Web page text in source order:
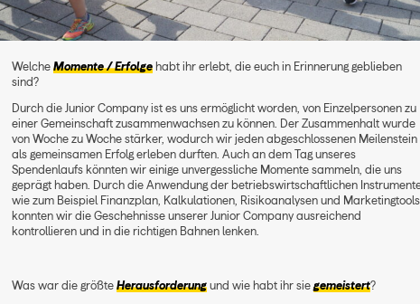
WelcheMomente / Erfolge habt ihr erlebt, die euch in Erinnerung geblieben
sind?
Durch die Junior Company ist es uns ermöglicht worden, von Einzelpersonen zu
einer Gemeinschaft zusammenwachsen zu können. Der Zusammenhalt wurde
von Woche zu Woche stärker, wodurch wir jeden abgeschlossenen Meilenstein
als gemeinsamen Erfolg erleben durften. Auch an dem Tag unseres
Spendenlaufs könnten wir einige unvergessliche Momente sammeln, die uns
geprägt haben. Durch die Anwendung der betriebswirtschaftlichen
wie zum Beispiel Finanzplan, Kalkulationen, Risikoanalysen und Marketingtools
konnten wir die Geschehnisse unserer Junior Company ausreichend
kontrollieren und in die richtigen Bahnen lenken.
Was war die größteHerausforderung und wie habt ihr siegemeistert?